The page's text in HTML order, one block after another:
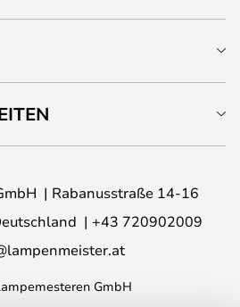
Rabanusstraße 14-16
+43 720902009
GmbH